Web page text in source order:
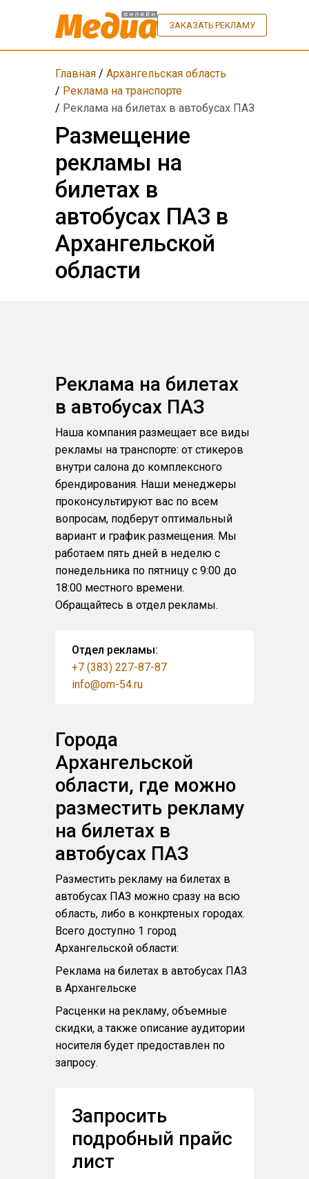
ЗАКАЗАТЬ РЕКЛАМУ
Главная/ Архангельская область
/ Реклама на транспорте
/ Реклама на билетах в автобусах ПАЗ
Размещение
рекламы на
билетах в
автобусах ПАЗ в
Архангельской
области
Реклама на билетах
в автобусах ПАЗ
Наша компания размещает все виды
рекламы на транспорте: от стикеров
внутри салона до комплексного
брендирования. Наши менеджеры
проконсультируют вас по всем
вопросам, подберут оптимальный
вариант и график размещения. Мы
работаем пять дней в неделю с
понедельника по пятницу с 9:00 до
18:00 местного времени.
Обращайтесь в отдел рекламы.
Отдел рекламы:
+7 (383) 227-87-87
info@om-54.ru
Города
Архангельской
области, где можно
разместить рекламу
на билетах в
автобусах ПАЗ
Разместить рекламу на билетах в
автобусах ПАЗ можно сразу на всю
область, либо в конкртеных городах.
Всего доступно 1 город
Архангельской области:
Реклама на билетах в автобусах ПАЗ
в Архангельске
Расценки на рекламу, объемные
скидки, а также описание аудитории
носителя будет предоставлен по
запросу.
Запросить
подробный прайс
лист